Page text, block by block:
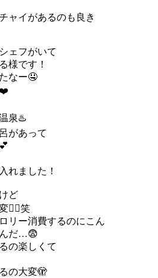
ャイがあるのも良き
ェフがいて
様です！
なー🤤
❤️
泉♨️
があって
れました！
ど
🏃‍♀️笑
リー消費するのにこん
だ…😨
の楽しくて
の大変🫣